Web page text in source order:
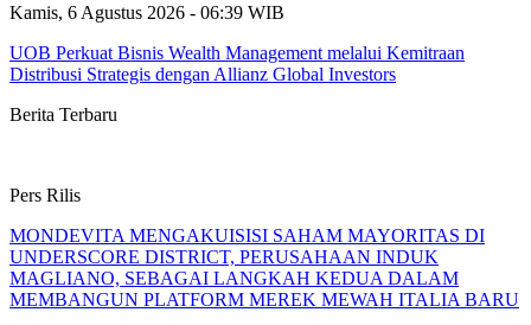
Kamis, 6 Agustus 2026 - 06:39 WIB
UOB Perkuat Bisnis Wealth Management melalui Kemitraan
Distribusi Strategis dengan Allianz Global Investors
Berita Terbaru
Pers Rilis
MONDEVITA MENGAKUISISI SAHAM MAYORITAS DI
UNDERSCORE DISTRICT, PERUSAHAAN INDUK
MAGLIANO, SEBAGAI LANGKAH KEDUA DALAM
MEMBANGUN PLATFORM MEREK MEWAH ITALIA BARU